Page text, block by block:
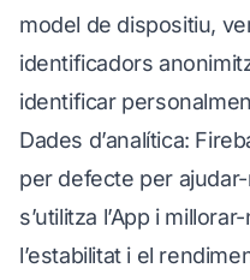
model de dispositiu,
identificadors
identificar
Dades d’analítica:
per defecte per
s’utilitza l’App i
l’estabilitat i el